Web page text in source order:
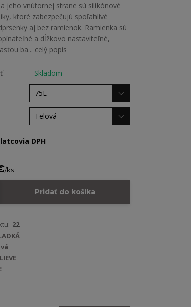
jeho vnútornej strane sú silikónové
ktoré zabezpečujú spoľahlivé
aj bez ramienok. Ramienka sú
a dĺžkovo nastaviteľné,
ba... celý popis
Skladom
DPH
/ks
Pridať do košíka
22